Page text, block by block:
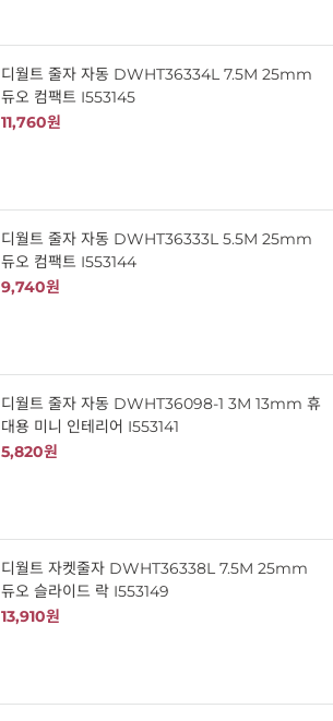
디월트 줄자 자동 DWHT36334L 7.5M 25mm
듀오 컴팩트 I553145
11,760원
디월트 줄자 자동 DWHT36333L 5.5M 25mm
듀오 컴팩트 I553144
9,740원
디월트 줄자 자동 DWHT36098-1 3M 13mm 휴
대용 미니 인테리어 I553141
5,820원
디월트 자켓줄자 DWHT36338L 7.5M 25mm
듀오 슬라이드 락 I553149
13,910원